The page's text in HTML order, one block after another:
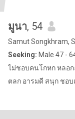
มูนา, 54
Samut Songkhram,
Seeking: Male 47 -
ไม่ชอบคนโกหก หลอก
ตลก อารมดี สนุก ชอ